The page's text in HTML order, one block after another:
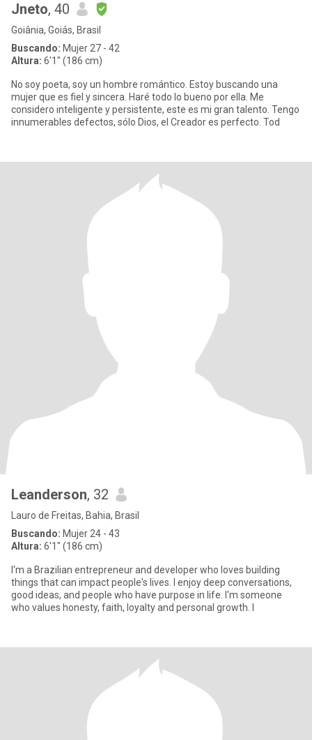
Jneto, 40
Goiânia, Goiás, Brasil
Buscando: Mujer 27 - 42
Altura: 6'1" (186 cm)
No soy poeta, soy un hombre romántico. Estoy buscando una
mujer que es fiel y sincera. Haré todo lo bueno por ella. Me
considero inteligente y persistente, este es mi gran talento. Tengo
innumerables defectos, sólo Dios, el Creador es perfecto. Tod
Leanderson, 32
Lauro de Freitas, Bahia, Brasil
Buscando: Mujer 24 - 43
Altura: 6'1" (186 cm)
I'm a Brazilian entrepreneur and developer who loves building
things that can impact people's lives. I enjoy deep conversations,
good ideas, and people who have purpose in life. I'm someone